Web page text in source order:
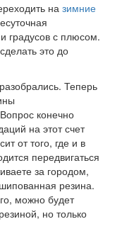
на зимние
градусов с плюсом.
это до
Теперь
конечно
на этот счет
от того, где и в
передвигаться
за городом,
резина.
можно будет
но только